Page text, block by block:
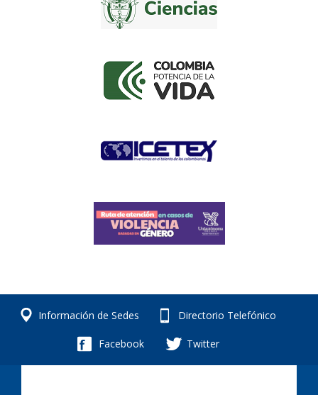
Información de Sedes Directorio Telefónico
Facebook Twitter